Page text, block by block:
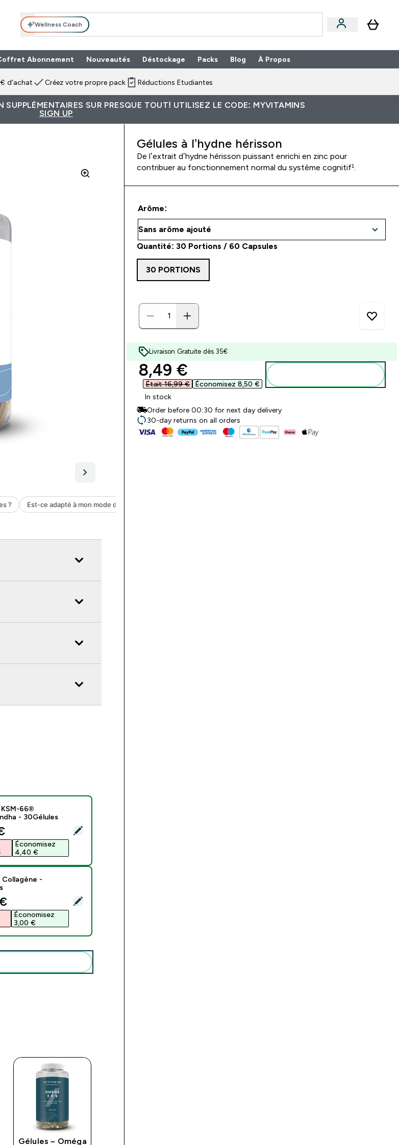
Wellness Coach
Abonnement Nouveautés Déstockage Packs Enter Packs submenu
Blog À Propos
d'achat Créez votre propre pack Réductions Etudiantes
SUR PRESQUE TOUT! UTILISEZ LE CODE: MYVITAMINS
SIGN UP
Gélules - KSM-66® Ashwagandha - 30Gélules
66®
- 30Gélules
price
Économisez
4,40 €‎
Gélules – Collagène - 30Gélules
Collagène -
price
Économisez
3,00 €‎
Gélules – Oméga
Gélules à l’hydne hérisson
De l’extrait d’hydne hérisson puissant enrichi en zinc pour
contribuer au fonctionnement normal du système cognitif¹.
Arôme:
Quantité: 30 Portions / 60 Capsules
30 PORTIONS
Livraison Gratuite dès 35€
discounted price
8,49 €‎
Était 16,99 €‎ Économisez 8,50 €‎
In stock
Order before 00:30 for next day delivery
30-day returns on all orders